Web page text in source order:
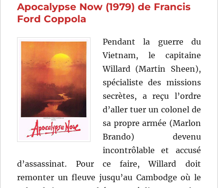
visages
(1961)
de
Marlon
Apocalypse Now (1979) de Francis
Ford Coppola
Pendant la guerre du
Vietnam, le capitaine
Willard (Martin Sheen),
spécialiste des missions
secrètes, a reçu l’ordre
d’aller tuer un colonel de
sa propre armée (Marlon
Brando) devenu
incontrôlable et accusé
d’assassinat. Pour ce faire, Willard doit
remonter un fleuve jusqu’au Cambodge où le